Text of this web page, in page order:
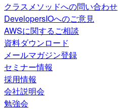
クラスメソッドへの問い合わせ
DevelopersIOへのご意見
AWSに関するご相談
資料ダウンロード
メールマガジン登録
セミナー情報
採用情報
会社説明会
勉強会